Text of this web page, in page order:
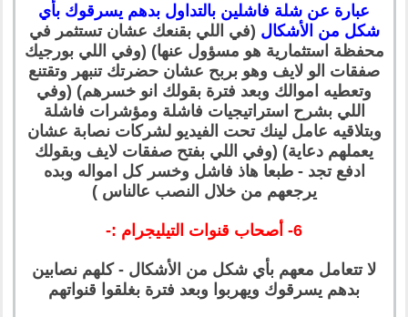
عبارة عن شلة فاشلين بالتداول بدهم يسرقوك بأي
شكل من الأشكال (في اللي بقنعك عشان تستثمر في
محفظة استثمارية هو مسؤول عنها) (وفي اللي بورجيك
صفقات الو لايف وهو بربح عشان حضرتك تنبهر وتقتنع
وتعطيه اموالك وبعد فترة بقولك انو خسرهم) (وفي
اللي بشرح استراتيجيات فاشلة ومؤشرات فاشلة
وبتلاقيه عامل لينك تحت الفيديو لشركات نصابة عشان
يعملهم دعاية) (وفي اللي بفتح صفقات لايف وبقولك
ادفع تجد - طبعا هاذ فاشل وخسر كل امواله وبده
يرجعهم من خلال النصب عالناس )
6- أصحاب قنوات التيليجرام :-
لا تتعامل معهم بأي شكل من الأشكال - كلهم نصابين
بدهم يسرقوك ويهربوا وبعد فترة بغلقوا قنواتهم